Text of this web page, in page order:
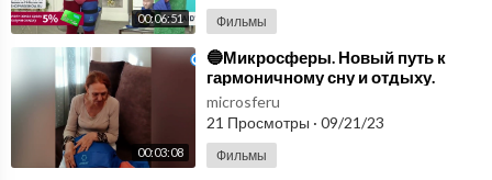
00:06:51 Фильмы
00:03:08
⁣🔵Микросферы. Новый путь к
гармоничному сну и отдыху.
Продукция Артрейд
микросферы🔵
microsferu
21 Просмотры · 09/21/23
Фильмы